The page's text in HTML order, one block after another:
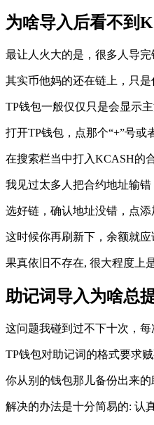
为啥导入后看不到
最让人火大的是，很多人导完
其实币他妈的还在链上，只是
TP钱包一般仅仅只是会显示
打开TP钱包，点那个“+”号或
在搜索栏当中打入KCASH的
我见过太多人把合约地址输错
选好链，确认地址没错，点添
这时候你再刷新下，余额就应
果真依旧不存在, 很大程度上
助记词导入为啥总
这问题我碰到过不下十次，每
TP钱包对助记词的格式要求贼
你从别的钱包那儿备份出来
解决的办法是十分简易的: 认